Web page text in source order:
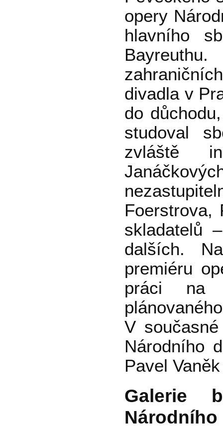
opery
hlavního
divadla v
do
studoval
zvláště
Foerstrova,
skladatelů
dalších.
premiéru
práci na
V
Národního
Pavel
Galerie